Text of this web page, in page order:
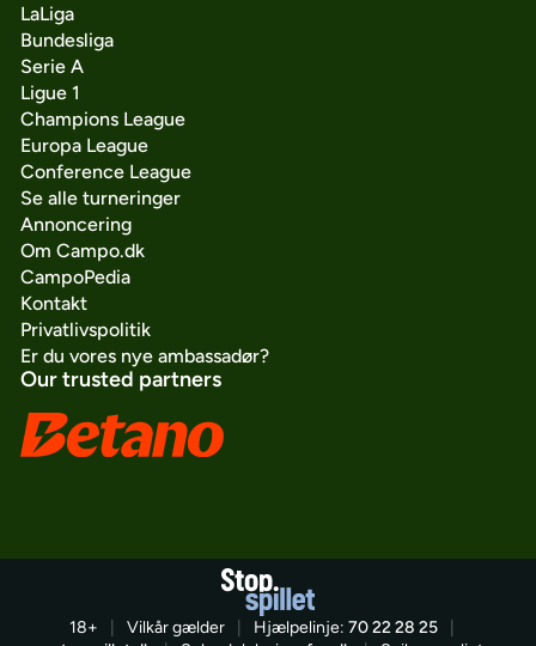
LaLiga
Bundesliga
Serie A
Ligue 1
Champions League
Europa League
Conference League
Se alle turneringer
Annoncering
Om Campo.dk
CampoPedia
Kontakt
Privatlivspolitik
Er du vores nye ambassadør?
Our trusted partners
18+ Vilkår gælder Hjælpelinje: 70 22 28 25